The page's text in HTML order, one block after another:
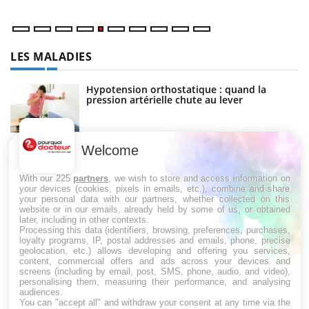
LES MALADIES
Hypotension orthostatique : quand la
pression artérielle chute au lever
Drépanocytose : une déformation des
globules rouges aux conséquences graves
Maladie de Charcot (Sclérose latérale
amyotrophique)
Welcome
With our 225 partners , we wish to store and access information on
your devices (cookies, pixels in emails, etc.), combine and share
your personal data with our partners, whether collected on this
website or in our emails, already held by some of us, or obtained
later, including in other contexts.
Processing this data (identifiers, browsing, preferences, purchases,
loyalty programs, IP, postal addresses and emails, phone, precise
geolocation, etc.) allows developing and offering you services,
content, commercial offers and ads across your devices and
screens (including by email, post, SMS, phone, audio, and video),
personalising them, measuring their performance, and analysing
audiences.
You can "accept all" and withdraw your consent at any time via the